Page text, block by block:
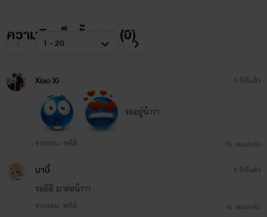
เป็นคนที่สามารถกำราบคนข้างบนได้
ความคิดเห็นทั้งหมด (0)
Xiao Xi
รออยู่่น้าาา
จากตอน: ชดใช้
5 ปีที่แล้ว
ตอบกลับ
บาบี้
รออิอิ มาต่อน้าาา
จากตอน: ชดใช้
8 ปีที่แล้ว
ตอบกลับ